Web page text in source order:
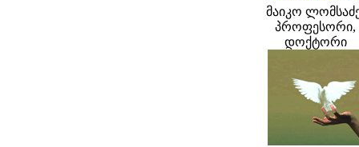
მაიკო
პროფესორი,
დოქტორი